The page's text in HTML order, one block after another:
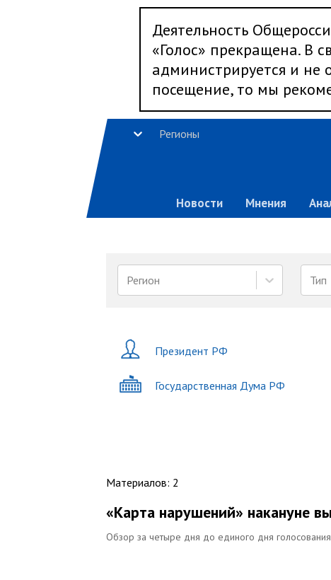
Деятельность
«Голос» прекращена. В
администрируется и не
посещение, то мы
Регионы
Новости Мнения
Регион Тип
Президент РФ
Государственная Дума РФ
Материалов: 2
«Карта нарушений» накануне
Обзор за четыре дня до единого дня голосования